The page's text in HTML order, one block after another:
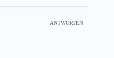
ANTWORTEN